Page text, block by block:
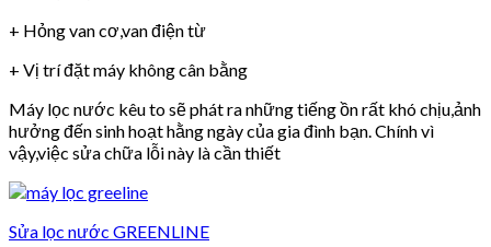
+ Hỏng van cơ,van điện từ
+ Vị trí đặt máy không cân bằng
Máy lọc nước kêu to sẽ phát ra những tiếng ồn rất khó chịu,ảnh
hưởng đến sinh hoạt hằng ngày của gia đình bạn. Chính vì
vậy,việc sửa chữa lỗi này là cần thiết
Sửa lọc nước GREENLINE